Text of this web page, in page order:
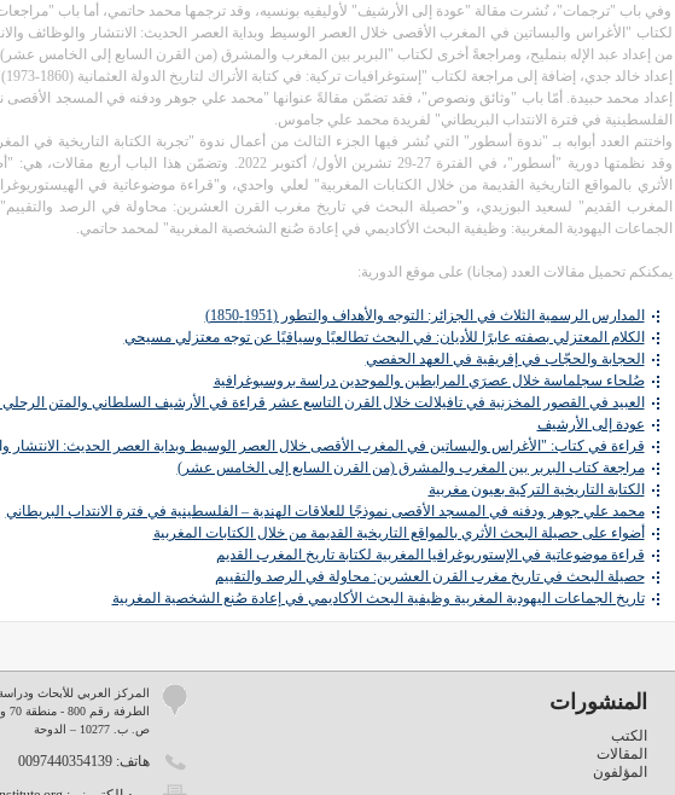
وفي باب "ترجمات"، نُشرت مقالة "عودة إلى الأرشيف" لأوليفيه بونسيه، وقد ترجمها محمد حاتمي، أما باب
لكتاب "الأغراس والبساتين في المغرب الأقصى خلال العصر الوسيط وبداية العصر الحديث: الانتشار والوظائف
من إعداد عبد الإله بنمليح، ومراجعةً أخرى لكتاب "البربر بين المغرب والمشرق (من القرن السابع إلى الخامس
إعداد محمد حبيدة. أمّا باب "وثائق ونصوص"، فقد تضمّن مقالةً عنوانها "محمد علي جوهر ودفنه في المسجد الأقصى
الفلسطينية في فترة الانتداب البريطاني" لفريدة محمد علي جاموس.
واختتم العدد أبوابه بـ "ندوة أسطور" التي نُشر فيها الجزء الثالث من أعمال ندوة "تجربة الكتابة التاريخية في
وقد نظمتها دورية "أسطور"، في الفترة 27-29 تشرين الأول/ أكتوبر 2022. وتضمّن
الأثري بالمواقع التاريخية القديمة من خلال الكتابات المغربية" لعلي واحدي، و"قراءة موضوعاتية في
المغرب القديم" لسعيد البوزيدي، و"حصيلة البحث في تاريخ مغرب القرن العشرين: محاولة في الرصد والتقييم"
الجماعات اليهودية المغربية: وظيفية البحث الأكاديمي في إعادة صُنع الشخصية المغربية" لمحمد حاتمي.
يمكنكم تحميل مقالات العدد (مجانا) على موقع الدورية:
المدارس الرسمية الثلاث في الجزائر: التوجه والأهداف والتطور (1951-1850)
الكلام المعتزلي بصفته عابرًا للأديان: في البحث تطالعيًا وسياقيًا عن توجه معتزلي مسيحي
الحجابة والحجّاب في إفريقية في العهد الحفصي
صُلحاء سجلماسة خلال عصرَي المرابطين والموحدين دراسة بروسبوغرافية
العبيد في القصور المخزنية في تافيلالت خلال القرن التاسع عشر قراءة في الأرشيف السلطاني والمتن الرحلي
عودة إلى الأرشيف
قراءة في كتاب: "الأغراس والبساتين في المغرب الأقصى خلال العصر الوسيط وبداية العصر الحديث: الانتشار
مراجعة كتاب البربر بين المغرب والمشرق (من القرن السابع إلى الخامس عشر)
الكتابة التاريخية التركية بعيون مغربية
محمد علي جوهر ودفنه في المسجد الأقصى نموذجًا للعلاقات الهندية – الفلسطينية في فترة الانتداب البريطاني
أضواء على حصيلة البحث الأثري بالمواقع التاريخية القديمة من خلال الكتابات المغربية
قراءة موضوعاتية في الإستوريوغرافيا المغربية لكتابة تاريخ المغرب القديم
حصيلة البحث في تاريخ مغرب القرن العشرين: محاولة في الرصد والتقييم
تاريخ الجماعات اليهودية المغربية وظيفية البحث الأكاديمي في إعادة صُنع الشخصية المغربية
المنشورات
الكتب
المقالات
المؤلفون
الطرفة رقم 800 - منطقة 70 وادي البنات - الظعاين
ص. ب. 10277 – الدوحة
هاتف: 0097440354139